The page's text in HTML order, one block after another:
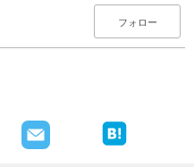
フォロー